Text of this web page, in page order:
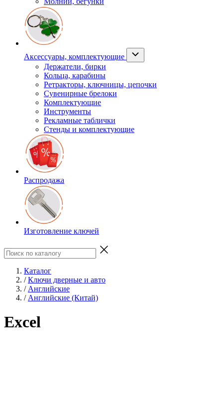
Аксессуары, комплектующие
Держатели, бирки
Кольца, карабины
Ретракторы, ключницы, цепочки
Сувенирные брелоки
Комплектующие
Инструменты
Рекламные таблички
Стенды и комплектующие
Распродажа
Изготовление ключей
Каталог
/ Ключи дверные и авто
/ Английские
/ Английские (Китай)
Excel